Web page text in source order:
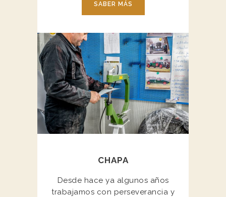
SABER MÁS
CHAPA
Desde hace ya algunos años
trabajamos con perseverancia y